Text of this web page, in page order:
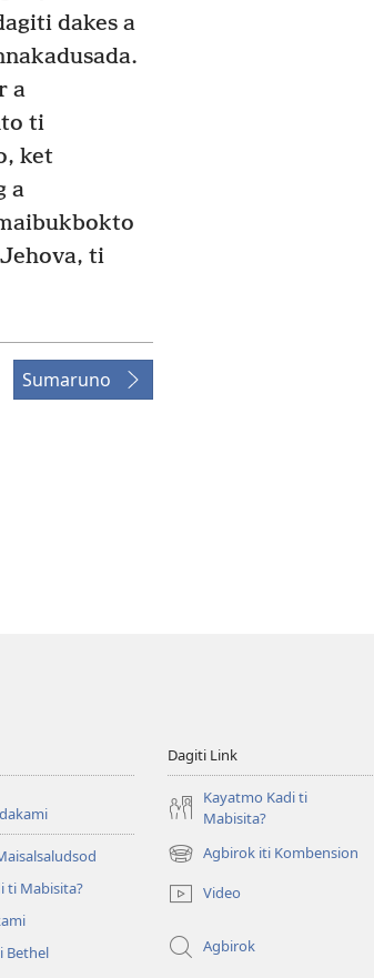
dakes a
a
ti
ket
a
ti
Sumaruno
ti Mabisita?
Bethel
Dagiti Link
Kayatmo Kadi ti
Mabisita?
Agbirok iti Kombension
(manglukat
iti
baro
window)
Video
Agbirok